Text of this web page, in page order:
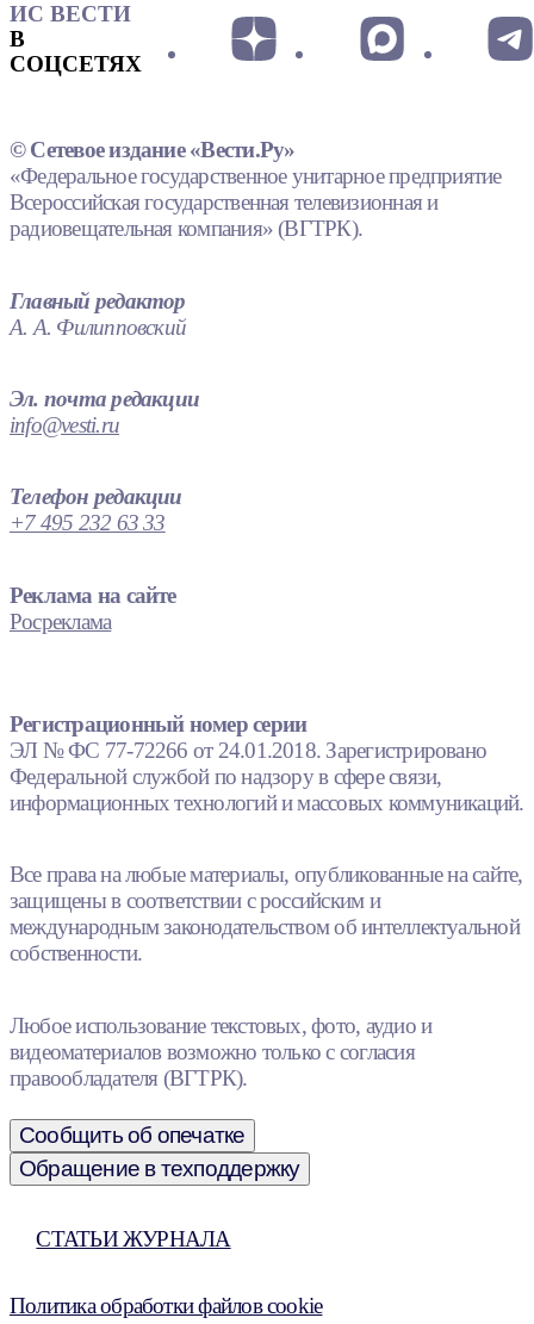
ИС ВЕСТИ
В
СОЦСЕТЯХ
© Сетевое издание «Вести.Ру»
«Федеральное государственное унитарное предприятие
Всероссийская государственная телевизионная и
радиовещательная компания» (ВГТРК).
Главный редактор
А. А. Филипповский
Эл. почта редакции
info@vesti.ru
Телефон редакции
+7 495 232 63 33
Реклама на сайте
Росреклама
Регистрационный номер серии
ЭЛ № ФС 77-72266 от 24.01.2018. Зарегистрировано
Федеральной службой по надзору в сфере связи,
информационных технологий и массовых коммуникаций.
Все права на любые материалы, опубликованные на сайте,
защищены в соответствии с российским и
международным законодательством об интеллектуальной
собственности.
Любое использование текстовых, фото, аудио и
видеоматериалов возможно только с согласия
правообладателя (ВГТРК).
Сообщить об опечатке
Обращение в техподдержку
СТАТЬИ ЖУРНАЛА
Политика обработки файлов cookie